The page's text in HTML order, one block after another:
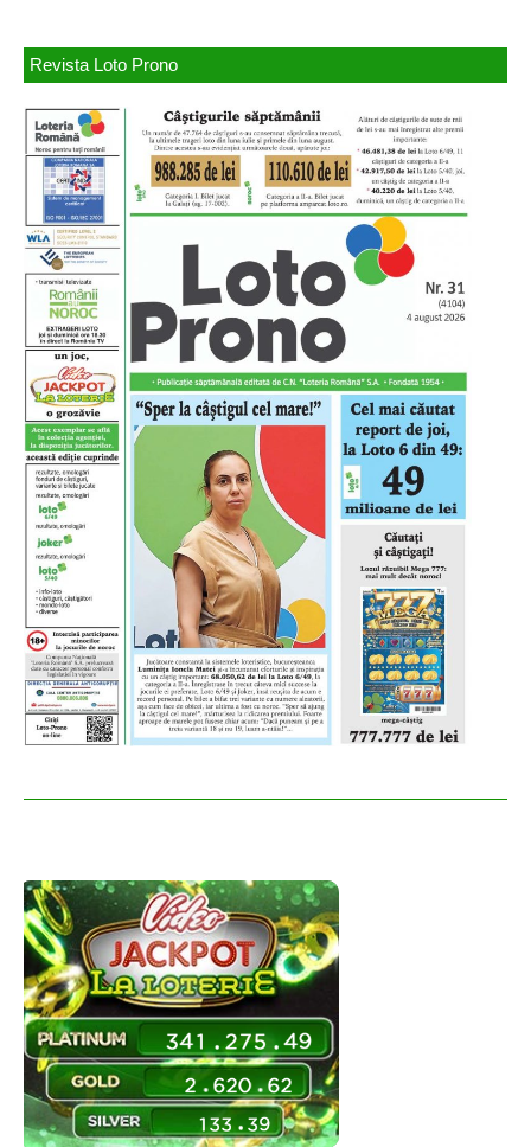
Revista Loto Prono